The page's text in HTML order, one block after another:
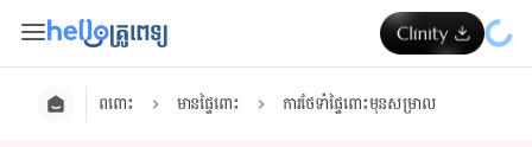
ពពោះ មានផ្ទៃពោះ ការថែទាំផ្ទៃពោះមុនសម្រាល